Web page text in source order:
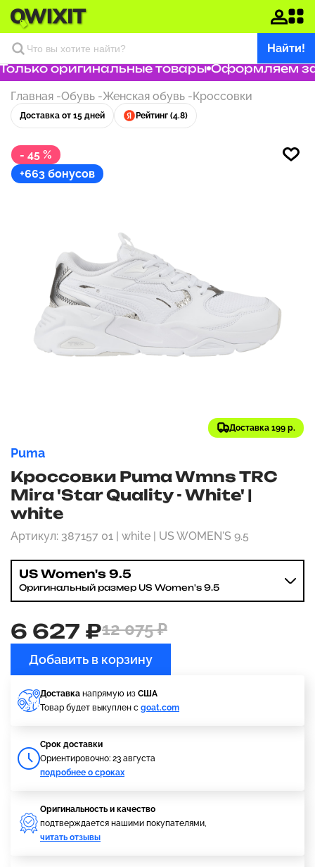
Найти!
оригинальные товары Оформляем
Главная -Обувь -Женская обувь -Кроссовки
Доставка от 15 дней Рейтинг (4.8)
- 45 %
+663 бонусов
Доставка 199 р.
Puma
Кроссовки Puma Wmns TRC
Mira 'Star Quality - White' |
white
Артикул: 387157 01 | white | US WOMEN'S 9.5
US Women's 9.5
Оригинальный размер US Women's 9.5
6 627 ₽12 075 ₽
Добавить в корзину
Доставка напрямую из США
Товар будет выкуплен с goat.com
Cрок доставки
Ориентировочно: 23 августа
подробнее о сроках
Оригинальность и качество
подтверждается нашими покупателями,
читать отзывы